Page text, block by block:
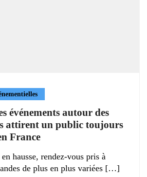
événements autour des
attirent un public toujours
France
hausse, rendez-vous pris à
de plus en plus variées